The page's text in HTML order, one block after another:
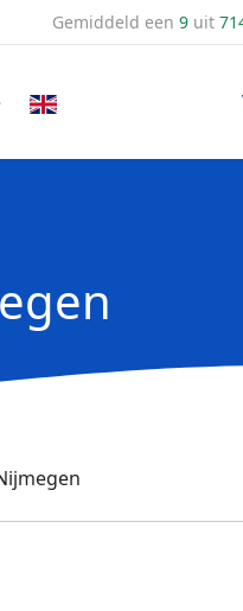
Gemiddeld een9 uit